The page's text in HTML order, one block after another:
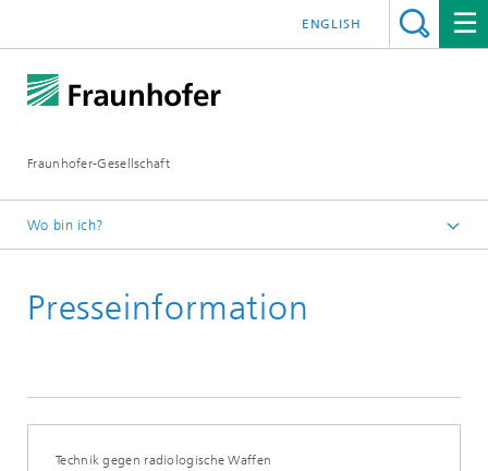
Fraunhofer-Gesellschaft
ENGLISH
Wo bin ich?
Presseinformationen
Presseinformation
Technik gegen radiologische Waffen